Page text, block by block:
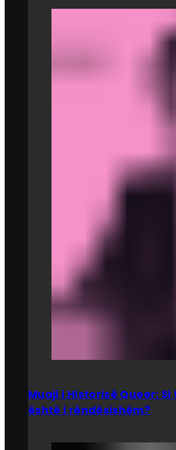
Muaji i Historisë Queer:
është i rëndësishëm?